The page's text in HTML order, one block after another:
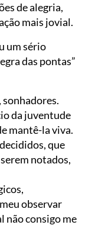
de alegria,
mais jovial.
um sério
das pontas”
da juventude
mantê-la viva.
que
notados,
observar
não consigo me